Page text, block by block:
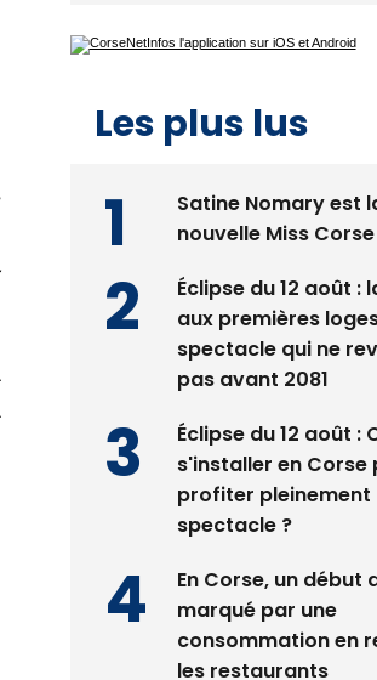
Les plus lus
Satine Nomary est
nouvelle Miss
Éclipse du 12 août :
aux premières
spectacle qui ne
pas avant 2081
Éclipse du 12 août :
s'installer en Corse
profiter pleinement
spectacle ?
En Corse, un début
marqué par une
consommation en
les restaurants